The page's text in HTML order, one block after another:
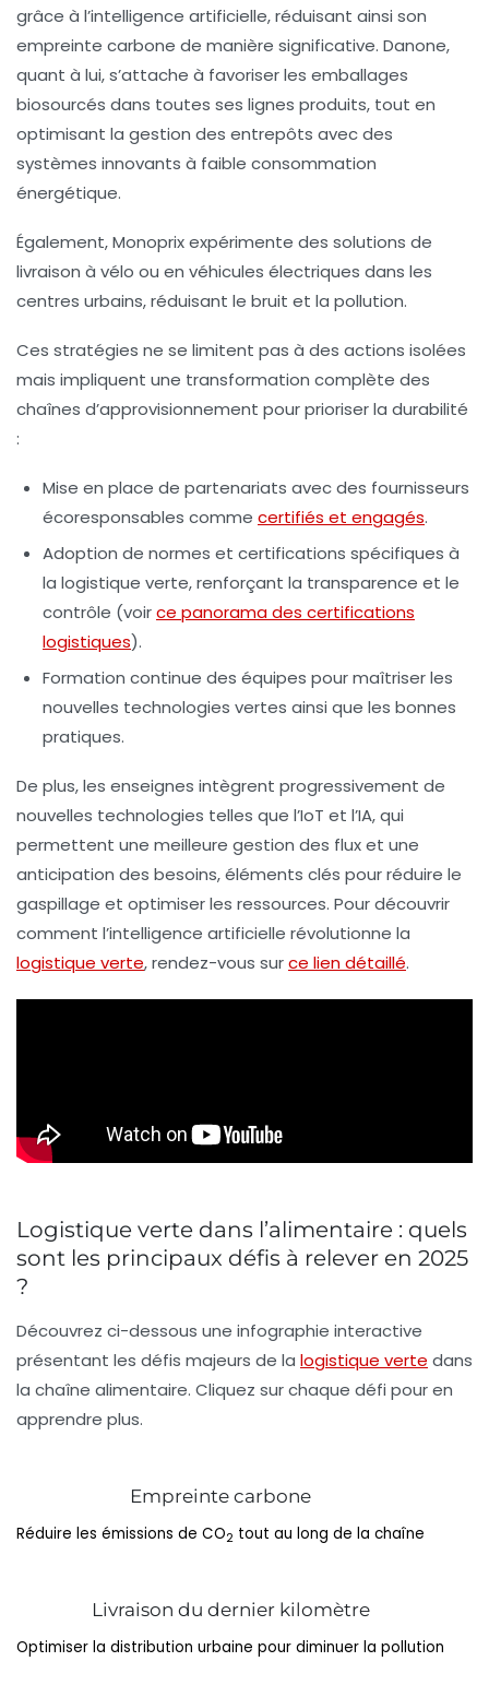
grâce à l’intelligence artificielle, réduisant ainsi son
empreinte carbone de manière significative. Danone,
quant à lui, s’attache à favoriser les emballages
biosourcés dans toutes ses lignes produits, tout en
optimisant la gestion des entrepôts avec des
systèmes innovants à faible consommation
énergétique.
Également,Monoprixexpérimente des solutions de
livraison à vélo ou en véhicules électriques dans les
centres urbains, réduisant le bruit et la pollution.
Ces stratégies ne se limitent pas à des actions isolées
mais impliquent une transformation complète des
chaînes d’approvisionnement pour prioriser la durabilité
:
Mise en place de partenariats avec des fournisseurs
écoresponsables comme certifiés et engagés.
Adoption de normes et certifications spécifiques à
la logistique verte, renforçant la transparence et le
contrôle (voirce panorama des certifications
logistiques).
Formation continue des équipes pour maîtriser les
nouvelles technologies vertes ainsi que les bonnes
pratiques.
De plus, les enseignes intègrent progressivement de
nouvelles technologies telles que l’IoT et l’IA, qui
permettent une meilleure gestion des flux et une
anticipation des besoins, éléments clés pour réduire le
gaspillage et optimiser les ressources. Pour découvrir
comment l’intelligence artificielle révolutionne la
logistique verte, rendez-vous surce lien détaillé.
Logistique verte dans l’alimentaire : quels
sont les principaux défis à relever en 2025
?
Découvrez ci-dessous une infographie interactive
présentant les défis majeurs de la logistique verte dans
la chaîne alimentaire. Cliquez sur chaque défi pour en
apprendre plus.
Empreinte carbone
Réduire les émissions de CO2 tout au long de la chaîne
Livraison du dernier kilomètre
Optimiser la distribution urbaine pour diminuer la pollution